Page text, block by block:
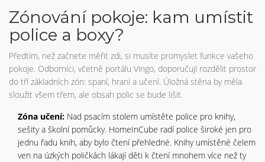
Zónování pokoje: kam umístit
police a boxy?
Předtím, než začnete měřit zdi, si musíte promyslet funkce vašeho
pokoje. Odborníci, včetně portálu Vingo, doporučují rozdělit prostor
do tří základních zón: spaní, hraní a učení. Úložná stěna by měla
sloužit všem třem, ale obsah polic se bude lišit.
Zóna učení: Nad psacím stolem umístěte police pro knihy,
sešity a školní pomůcky. HomeInCube radí police široké jen pro
jednu řadu knih, aby bylo čtení přehledné. Knihy umístěné čelem
ven na úzkých poličkách lákají děti k čtení mnohem více než ty